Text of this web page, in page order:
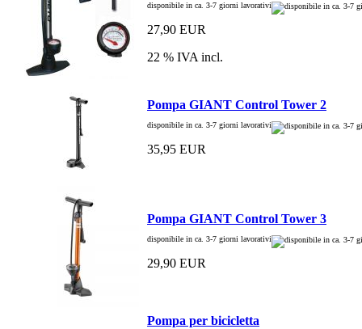
disponibile in ca. 3-7 giorni lavorativi
27,90 EUR
22 % IVA incl.
Pompa GIANT Control Tower 2
disponibile in ca. 3-7 giorni lavorativi
35,95 EUR
Pompa GIANT Control Tower 3
disponibile in ca. 3-7 giorni lavorativi
29,90 EUR
Pompa per bicicletta